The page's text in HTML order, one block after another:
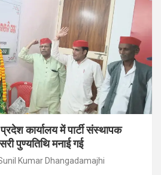
कार्यालय में पार्टी संस्थापक
पुण्यतिथि मनाई गई
Kumar Dhangadamajhi